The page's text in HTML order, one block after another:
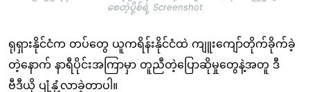
စေတဲ့ပို့စ်ရဲ့ Screenshot
ရုရှားနိုင်ငံက တပ်တွေ ယူကရိန်းနိုင်ငံထဲ ကျူးကျော်တိုက်ခိုက်ခဲ့
တဲ့နောက် နာရီပိုင်းအကြာမှာ တူညီတဲ့ပြောဆိုမှုတွေနဲ့အတူ ဒီ
ဗီဒီယို ပျံ့နှံ့လာခဲ့တာပါ။